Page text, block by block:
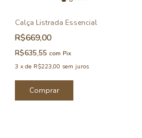
Calça Listrada Essencial
R$669,00
R$635,55 com Pix
3 x de R$223,00 sem juros
Comprar